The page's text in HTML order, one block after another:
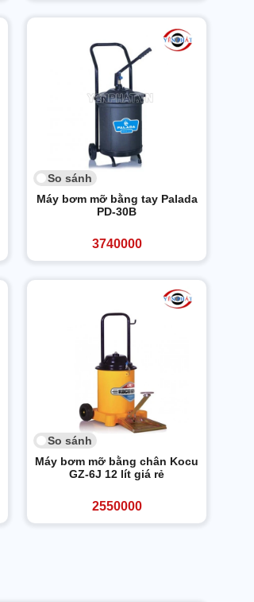
So sánh
Máy bơm mỡ bằng tay Palada
PD-30B
3740000
So sánh
Máy bơm mỡ bằng chân Kocu
GZ-6J 12 lít giá rẻ
2550000